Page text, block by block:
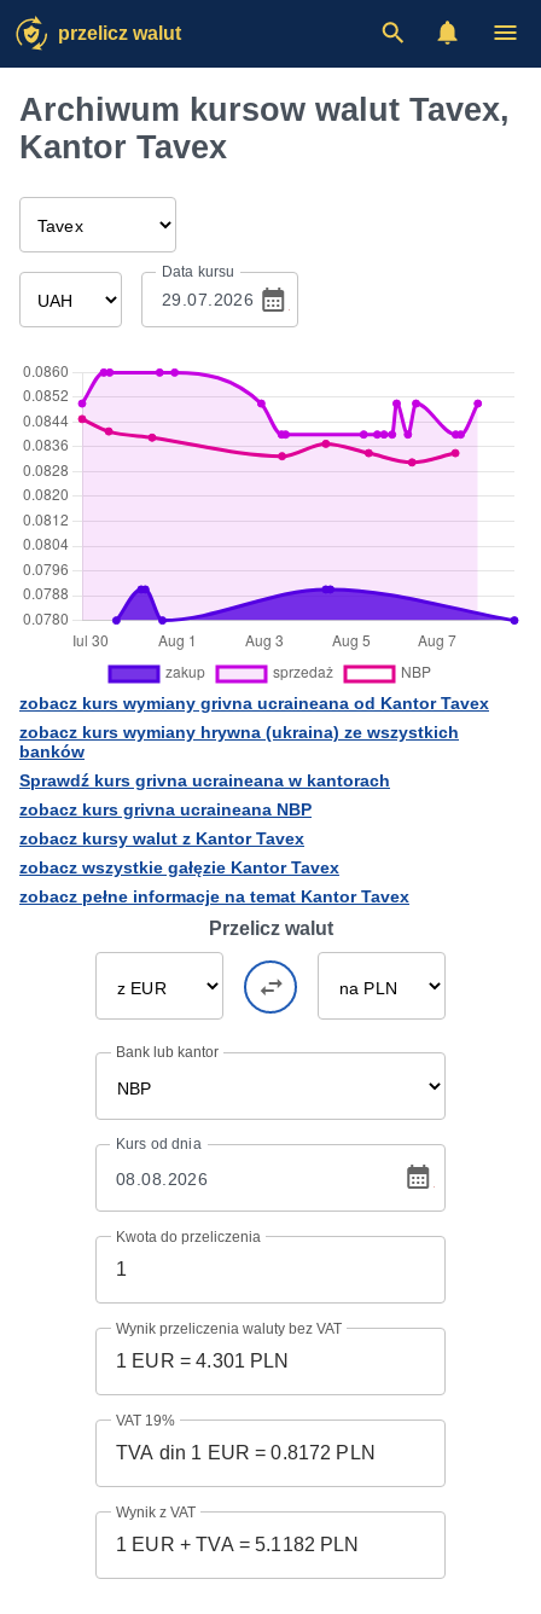
przelicz walut
Archiwum kursow walut Tavex,
Kantor Tavex
Data kursu
zobacz kurs wymiany grivna ucraineana od Kantor Tavex
zobacz kurs wymiany hrywna (ukraina) ze wszystkich
banków
Sprawdź kurs grivna ucraineana w kantorach
zobacz kurs grivna ucraineana NBP
zobacz kursy walut z Kantor Tavex
zobacz wszystkie gałęzie Kantor Tavex
zobacz pełne informacje na temat Kantor Tavex
Przelicz walut
Bank lub kantor
Kurs od dnia
Kwota do przeliczenia
Wynik przeliczenia waluty bez VAT
VAT 19%
Wynik z VAT